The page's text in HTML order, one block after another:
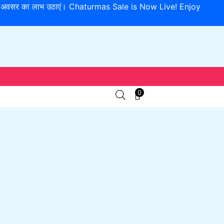
अवसर का लाभ उठाएं। Chaturmas Sale is Now Live! Enjoy
0